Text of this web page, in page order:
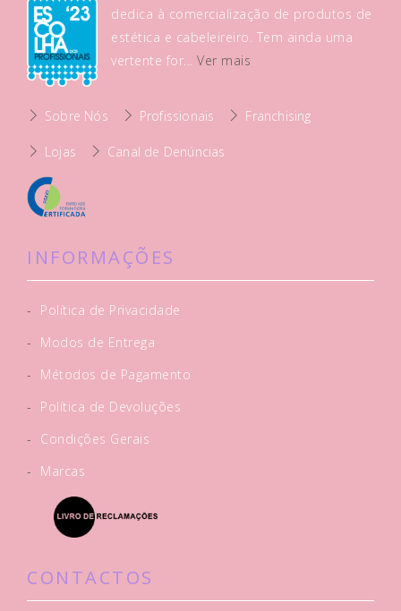
dedica à comercialização de produtos de
estética e cabeleireiro. Tem ainda uma
vertente for...Ver mais
Sobre Nós Profissionais Franchising
Lojas Canal de Denúncias
INFORMAÇÕES
-
Política de Privacidade
-
Modos de Entrega
-
Métodos de Pagamento
-
Política de Devoluções
-
Condições Gerais
-
Marcas
CONTACTOS